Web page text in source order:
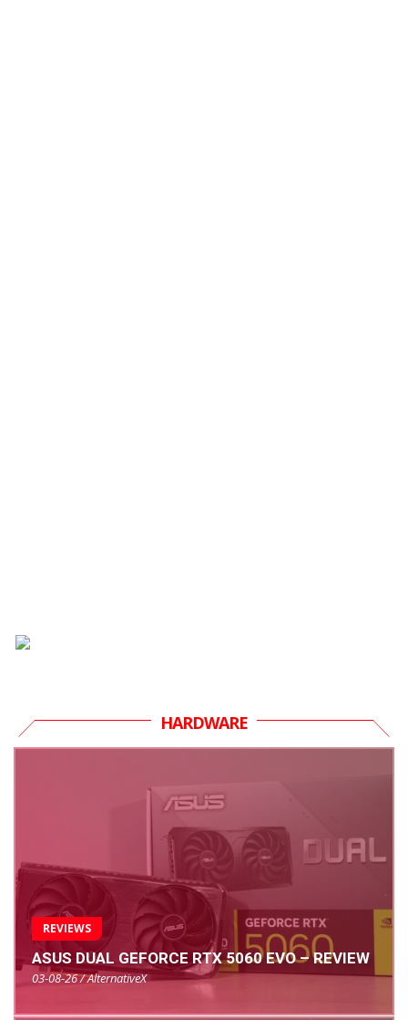
HARDWARE
REVIEWS
ASUS DUAL GEFORCE RTX 5060 EVO – REVIEW
03-08-26 / AlternativeX